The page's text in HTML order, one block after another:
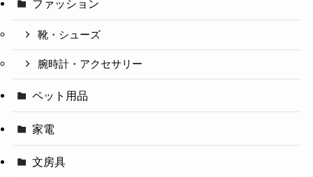
ファッション
靴・シューズ
腕時計・アクセサリー
ペット用品
家電
文房具